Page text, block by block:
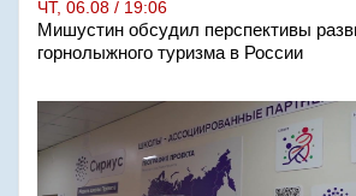
ЧТ, 06.08 / 19:06
Мишустин обсудил перспективы
горнолыжного туризма в России